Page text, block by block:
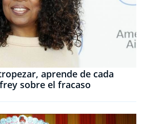
aprende de cada
sobre el fracaso